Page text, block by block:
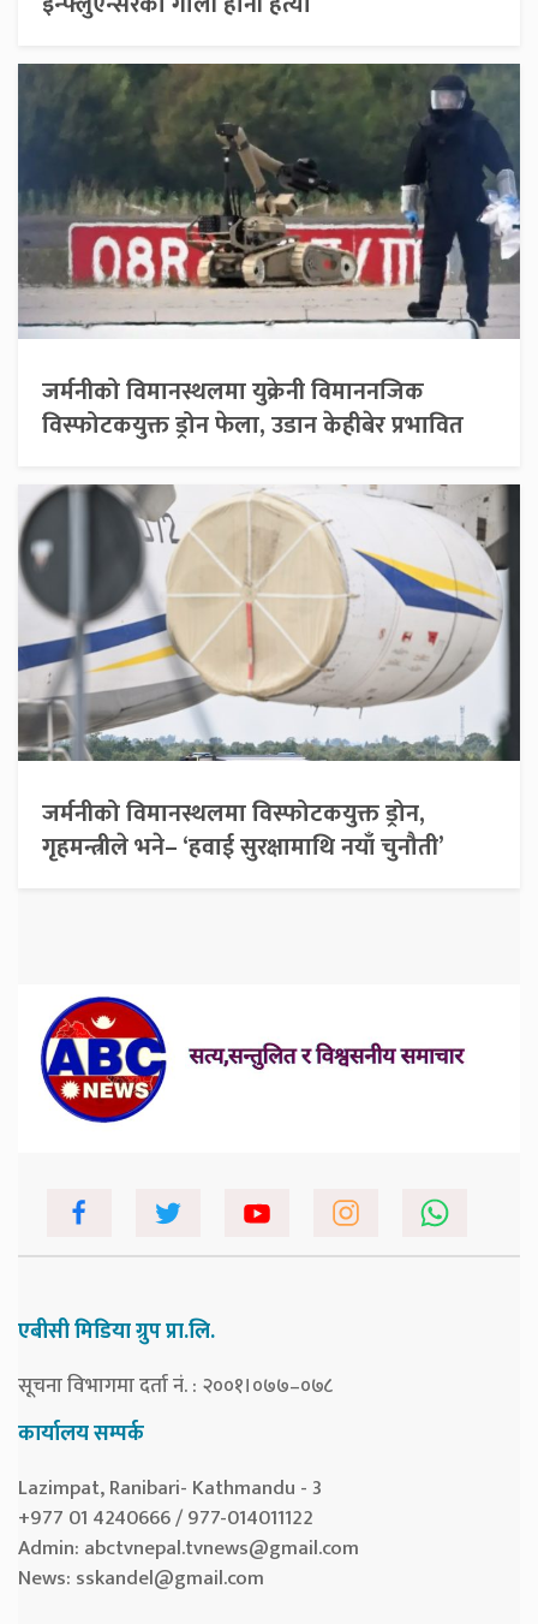
जर्मनीको विमानस्थलमा युक्रेनी विमाननजिक
विस्फोटकयुक्त ड्रोन फेला, उडान केहीबेर प्रभावित
जर्मनीको विमानस्थलमा विस्फोटकयुक्त ड्रोन,
गृहमन्त्रीले भने– ‘हवाई सुरक्षामाथि नयाँ चुनौती’
एबीसी मिडिया ग्रुप प्रा.लि.
सूचना विभागमा दर्ता नं. : २००१।०७७–०७८
कार्यालय सम्पर्क
Lazimpat, Ranibari- Kathmandu - 3
+977 01 4240666 / 977-014011122
Admin: abctvnepal.tvnews@gmail.com
News: sskandel@gmail.com